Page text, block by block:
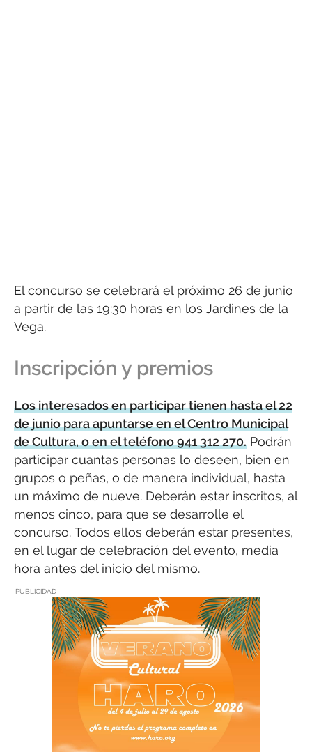
El concurso se celebrará el próximo 26 de junio
a partir de las 19:30 horas en los Jardines de la
Vega.
Inscripción y premios
Los interesados en participar tienen hasta el 22
de junio para apuntarse en el Centro Municipal
de Cultura, o en el teléfono 941 312 270. Podrán
participar cuantas personas lo deseen, bien en
grupos o peñas, o de manera individual, hasta
un máximo de nueve. Deberán estar inscritos, al
menos cinco, para que se desarrolle el
concurso. Todos ellos deberán estar presentes,
en el lugar de celebración del evento, media
hora antes del inicio del mismo.
PUBLICIDAD